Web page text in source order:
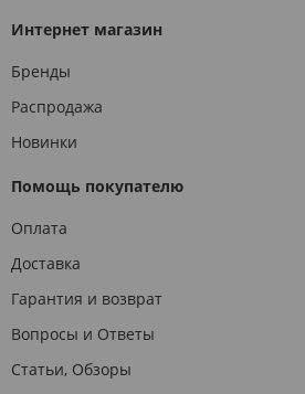
Интернет магазин
Бренды
Распродажа
Новинки
Помощь покупателю
Оплата
Доставка
Гарантия и возврат
Вопросы и Ответы
Статьи, Обзоры